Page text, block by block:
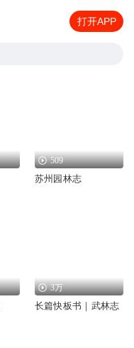
打开APP
509
苏州园林志
3万
长篇快板书｜武林志